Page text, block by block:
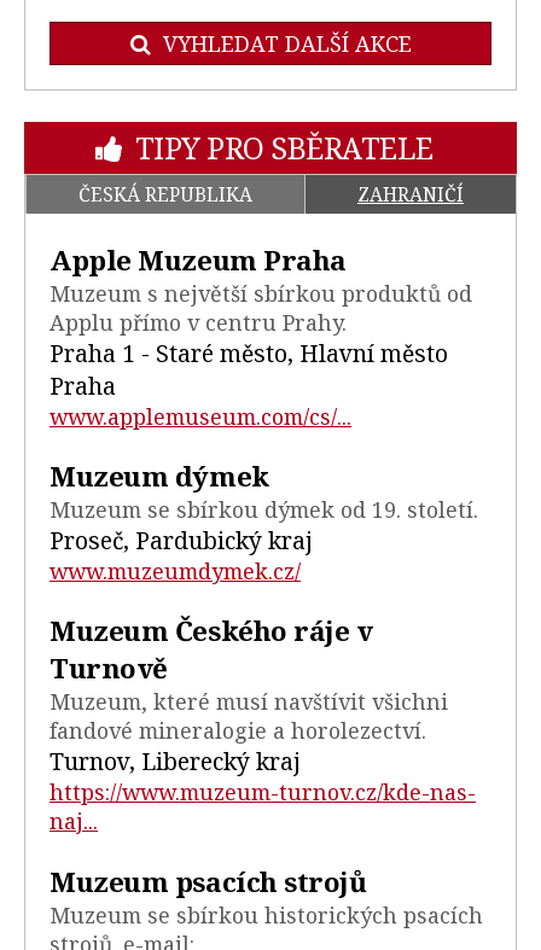
VYHLEDAT DALŠÍ AKCE
TIPY PRO SBĚRATELE
ČESKÁ REPUBLIKA ZAHRANIČÍ
Apple Muzeum Praha
Muzeum s největší sbírkou produktů od
Applu přímo v centru Prahy.
Praha 1 - Staré město, Hlavní město
Praha
www.applemuseum.com/cs/...
Muzeum dýmek
Muzeum se sbírkou dýmek od 19. století.
Proseč, Pardubický kraj
www.muzeumdymek.cz/
Muzeum Českého ráje v
Turnově
Muzeum, které musí navštívit všichni
fandové mineralogie a horolezectví.
Turnov, Liberecký kraj
https://www.muzeum-turnov.cz/kde-nas-
naj...
Muzeum psacích strojů
Muzeum se sbírkou historických psacích
strojů. e-mail: